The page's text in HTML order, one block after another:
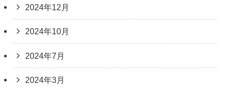
2024年12月
2024年10月
2024年7月
2024年3月